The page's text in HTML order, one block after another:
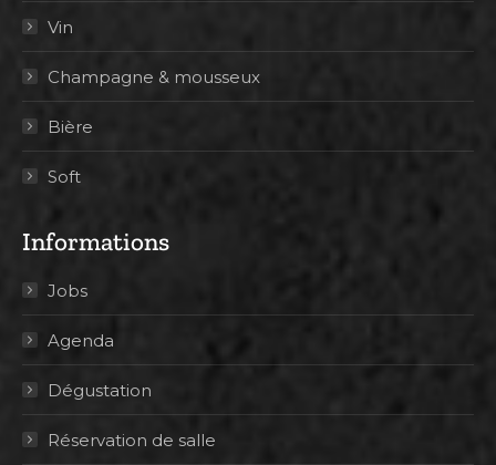
Vin
Champagne & mousseux
Bière
Soft
Informations
Jobs
Agenda
Dégustation
Réservation de salle